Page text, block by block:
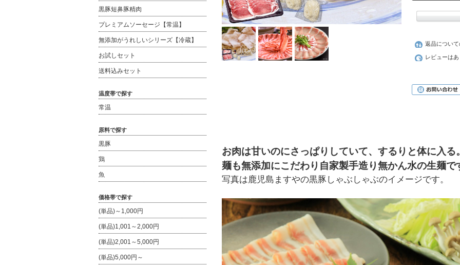
返品につい
レビューは
お肉は甘いのにさっぱりしていて、するりと体に入
麺も無添加にこだわり自家製手造り無かん水の生麺で
写真は鹿児島ますやの黒豚しゃぶしゃぶのイメージです。
黒豚短鼻豚精肉
プレミアムソーセージ【常温】
無添加がうれしいシリーズ【冷蔵】
お試しセット
送料込みセット
温度帯で探す
常温
原料で探す
黒豚
鶏
魚
価格帯で探す
(単品)～1,000円
(単品)1,001～2,000円
(単品)2,001～5,000円
(単品)5,000円～